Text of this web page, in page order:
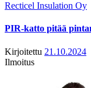
Recticel Insulation Oy
PIR-katto pitää
Kirjoitettu 21.10.2024
Ilmoitus